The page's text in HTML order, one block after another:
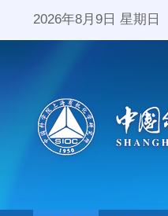
2026年8月9日 星期日